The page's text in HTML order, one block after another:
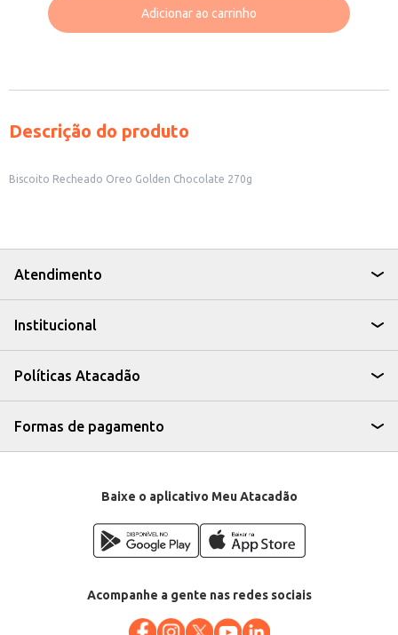
Adicionar ao carrinho
Descrição do produto
Biscoito Recheado Oreo Golden Chocolate 270g
Atendimento
Institucional
Políticas Atacadão
Formas de pagamento
Baixe o aplicativo Meu Atacadão
Acompanhe a gente nas redes sociais